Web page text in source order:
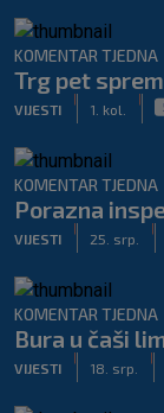
KOMENTAR TJEDNA
Trg pet
VIJESTI 1. kol.
KOMENTAR TJEDNA
Porazna
VIJESTI 25. srp.
KOMENTAR TJEDNA
Bura u čaši
VIJESTI 18. srp.